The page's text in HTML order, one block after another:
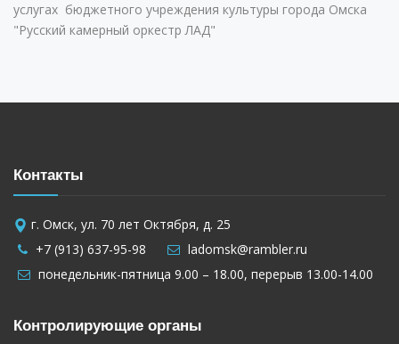
услугах бюджетного учреждения культуры города Омска
"Русский камерный оркестр ЛАД"
Контакты
г. Омск, ул. 70 лет Октября, д. 25
+7 (913) 637-95-98
ladomsk@rambler.ru
понедельник-пятница 9.00 – 18.00, перерыв 13.00-14.00
Контролирующие органы